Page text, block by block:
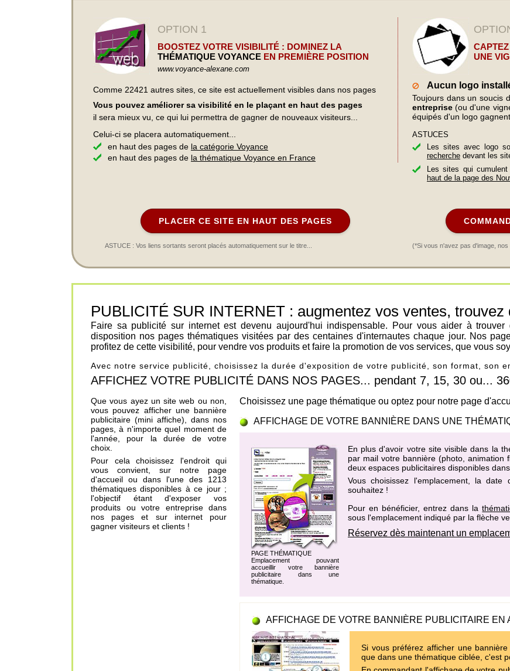
OPTION 1
BOOSTEZ VOTRE VISIBILITÉ : DOMINEZ LA
THÉMATIQUE VOYANCE EN PREMIÈRE POSITION
www.voyance-alexane.com
Comme 22421 autres sites, ce site est actuellement visibles dans nos pages
Vous pouvez améliorer sa visibilité en le plaçant en haut des pages
il sera mieux vu, ce qui lui permettra de gagner de nouveaux visiteurs...
Celui-ci se placera automatiquement...
en haut des pages de la catégorie Voyance
en haut des pages de la thématique Voyance en France
UNE
Aucun logo
Toujours dans un soucis
entreprise (ou d'une
équipés d'un logo
ASTUCES
Les sites avec logo
recherche devant les
Les sites qui
haut de la page des
PLACER CE SITE EN HAUT DES PAGES
ASTUCE : Vos liens sortants seront placés automatiquement sur le titre... (*Si vous n'avez pas d'image,
PUBLICITÉ SUR INTERNET : augmentez vos ventes, trouvez
Faire sa publicité sur internet est devenu aujourd'hui indispensable. Pour vous aider à
disposition nos pages thématiques visitées par des centaines d'internautes chaque jour. Nos
profitez de cette visibilité, pour vendre vos produits et faire la promotion de vos services, que vous
Avec notre service publicité, choisissez la durée d'exposition de votre publicité, son format, son
AFFICHEZ VOTRE PUBLICITÉ DANS NOS PAGES... pendant 7, 15, 30 ou...
Que vous ayez un site web ou non,
vous pouvez afficher une bannière
publicitaire (mini affiche), dans nos
pages, à n'importe quel moment de
l'année, pour la durée de votre
choix.
Pour cela choisissez l'endroit qui
vous convient, sur notre page
d'accueil ou dans l'une des 1213
thématiques disponibles à ce jour ;
l'objectif étant d'exposer vos
produits ou votre entreprise dans
nos pages et sur internet pour
gagner visiteurs et clients !
Choisissez une page thématique ou optez pour notre page
AFFICHAGE DE VOTRE BANNIÈRE DANS UNE
PAGE THÉMATIQUE
Emplacement pouvant
accueillir votre bannière
publicitaire dans une
thématique.
En plus d'avoir votre site visible dans la
par mail votre bannière (photo, animation
deux espaces publicitaires disponibles
Vous choisissez l'emplacement, la
souhaitez !
Pour en bénéficier, entrez dans la
sous l'emplacement indiqué par la flèche
Réservez dès maintenant un
AFFICHAGE DE VOTRE BANNIÈRE PUBLICITAIRE EN
Si vous préférez afficher une
que dans une thématique ciblée, c'est